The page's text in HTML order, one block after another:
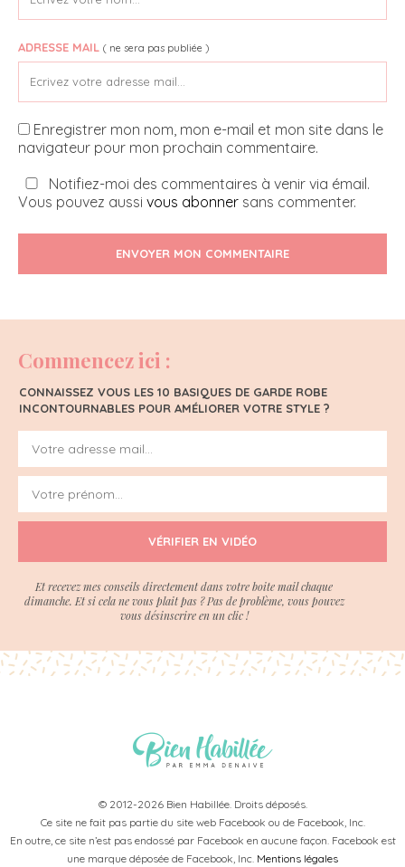
ADRESSE MAIL ( ne sera pas publiée )
Enregistrer mon nom, mon e-mail et mon site dans le
navigateur pour mon prochain commentaire.
Notifiez-moi des commentaires à venir via émail.
Vous pouvez aussi vous abonner sans commenter.
ENVOYER MON COMMENTAIRE
Commencez ici :
CONNAISSEZ VOUS LES 10 BASIQUES DE GARDE ROBE
INCONTOURNABLES POUR AMÉLIORER VOTRE STYLE ?
VÉRIFIER EN VIDÉO
Et recevez mes conseils directement dans votre boite mail chaque
dimanche. Et si cela ne vous plait pas ? Pas de problème, vous pouvez
vous désinscrire en un clic !
© 2012-2026 Bien Habillée. Droits déposés.
Ce site ne fait pas partie du site web Facebook ou de Facebook, Inc.
En outre, ce site n’est pas endossé par Facebook en aucune façon. Facebook est
une marque déposée de Facebook, Inc. Mentions légales